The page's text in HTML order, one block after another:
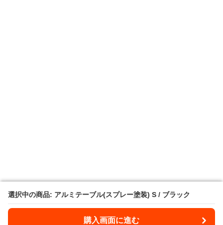
選択中の商品: アルミテーブル(スプレー塗装) S / ブラック
購入画面に進む
選択中の商品: アルミテーブル(スプレー塗装) S / ブラック
購入画面に進む